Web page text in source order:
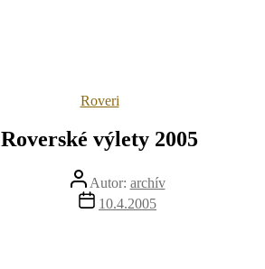
Kategórie
Roveri
Roverské výlety 2005
Autor
článku
Autor: archív
Dátum
článku
10.4.2005